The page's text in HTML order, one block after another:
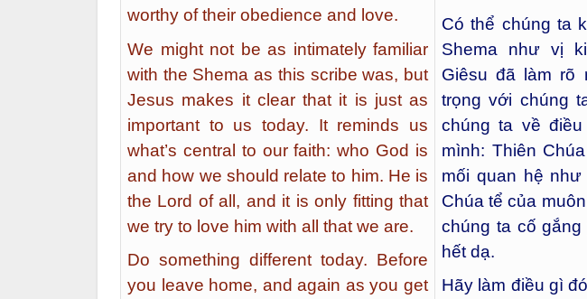
worthy of their obedience and love.
We might not be as intimately familiar
with the Shema as this scribe was, but
Jesus makes it clear that it is just as
important to us today. It reminds us
what’s central to our faith: who God is
and how we should relate to him. He is
the Lord of all, and it is only fitting that
we try to love him with all that we are.
Do something different today. Before
you leave home, and again as you get
Có thể chúng ta
Shema như vị
Giêsu đã làm rõ
trọng với chúng
chúng ta về
mình: Thiên
mối quan hệ
Chúa tể của
chúng ta cố
hết dạ.
Hãy làm điều gì